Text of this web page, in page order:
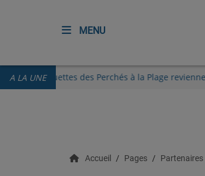
MENU
A LA UNE Les Guinguettes des Perchés à la
ACCUEIL
RECHERCHE DE TITRES
Accueil Pages Partenaires